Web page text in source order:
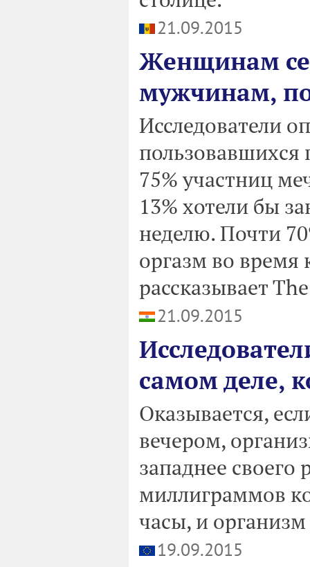
21.09.2015
Женщинам
мужчинам,
Исследователи
пользовавшихся
75% участниц
13% хотели бы
неделю. Почти
оргазм во время
рассказывает
21.09.2015
самом деле,
Оказывается,
вечером,
западнее
миллиграммов
часы, и организм
19.09.2015